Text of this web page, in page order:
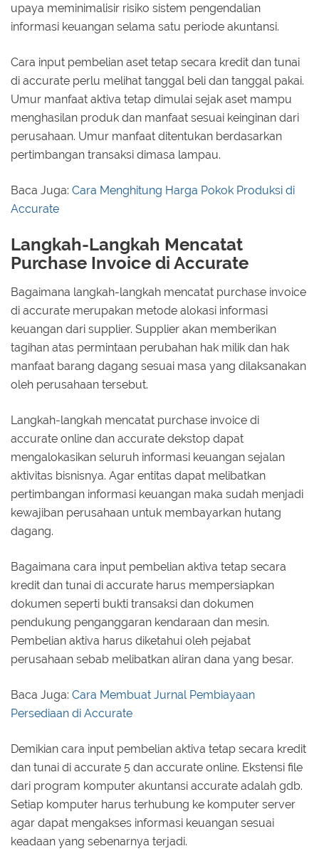
upaya meminimalisir risiko sistem pengendalian
informasi keuangan selama satu periode akuntansi.
Cara input pembelian aset tetap secara kredit dan tunai
di accurate perlu melihat tanggal beli dan tanggal pakai.
Umur manfaat aktiva tetap dimulai sejak aset mampu
menghasilan produk dan manfaat sesuai keinginan dari
perusahaan. Umur manfaat ditentukan berdasarkan
pertimbangan transaksi dimasa lampau.
Baca Juga: Cara Menghitung Harga Pokok Produksi di
Accurate
Langkah-Langkah Mencatat
Purchase Invoice di Accurate
Bagaimana langkah-langkah mencatat purchase invoice
di accurate merupakan metode alokasi informasi
keuangan dari supplier. Supplier akan memberikan
tagihan atas permintaan perubahan hak milik dan hak
manfaat barang dagang sesuai masa yang dilaksanakan
oleh perusahaan tersebut.
Langkah-langkah mencatat purchase invoice di
accurate online dan accurate dekstop dapat
mengalokasikan seluruh informasi keuangan sejalan
aktivitas bisnisnya. Agar entitas dapat melibatkan
pertimbangan informasi keuangan maka sudah menjadi
kewajiban perusahaan untuk membayarkan hutang
dagang.
Bagaimana cara input pembelian aktiva tetap secara
kredit dan tunai di accurate harus mempersiapkan
dokumen seperti bukti transaksi dan dokumen
pendukung penganggaran kendaraan dan mesin.
Pembelian aktiva harus diketahui oleh pejabat
perusahaan sebab melibatkan aliran dana yang besar.
Baca Juga: Cara Membuat Jurnal Pembiayaan
Persediaan di Accurate
Demikian cara input pembelian aktiva tetap secara kredit
dan tunai di accurate 5 dan accurate online. Ekstensi file
dari program komputer akuntansi accurate adalah gdb.
Setiap komputer harus terhubung ke komputer server
agar dapat mengakses informasi keuangan sesuai
keadaan yang sebenarnya terjadi.